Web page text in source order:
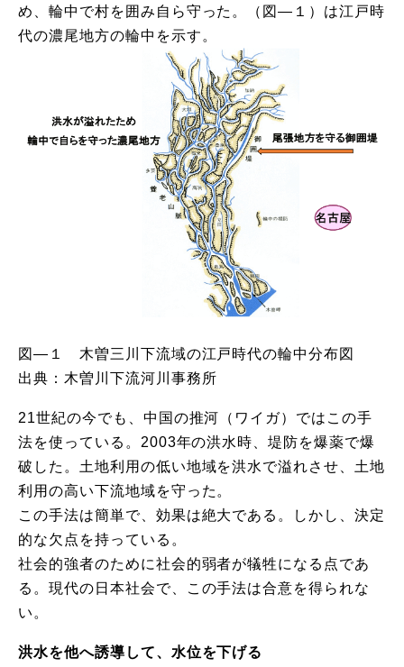
め、輪中で村を囲み自ら守った。（図―１）は江戸時
代の濃尾地方の輪中を示す。
図―１ 木曽三川下流域の江戸時代の輪中分布図
出典：木曽川下流河川事務所
21世紀の今でも、中国の推河（ワイガ）ではこの手
法を使っている。2003年の洪水時、堤防を爆薬で爆
破した。土地利用の低い地域を洪水で溢れさせ、土地
利用の高い下流地域を守った。
この手法は簡単で、効果は絶大である。しかし、決定
的な欠点を持っている。
社会的強者のために社会的弱者が犠牲になる点であ
る。現代の日本社会で、この手法は合意を得られな
い。
洪水を他へ誘導して、水位を下げる